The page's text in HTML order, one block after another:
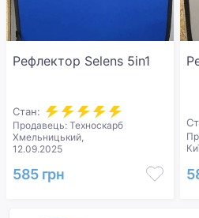
Рефлектор Selens 5in1
Стан:
Продавець: Техноскарб
Хмельницький,
12.09.2025
585 грн